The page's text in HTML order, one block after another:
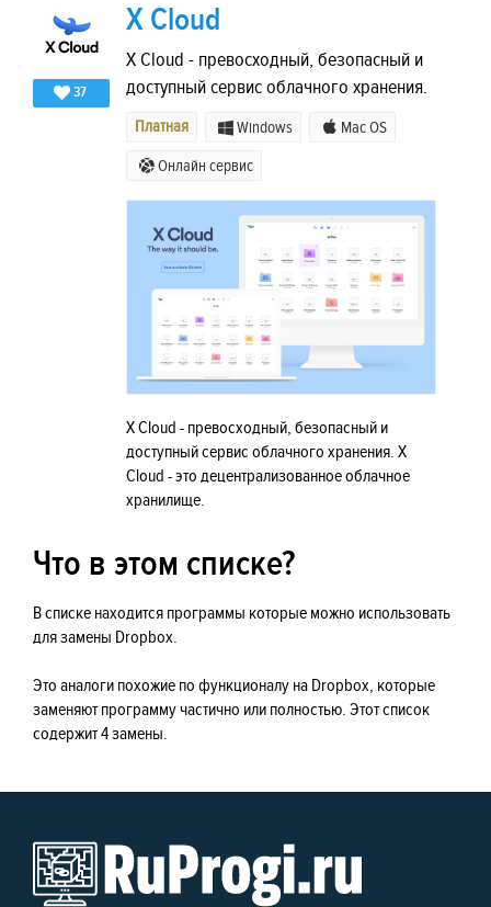
37
X Cloud
X Cloud - превосходный, безопасный и
доступный сервис облачного хранения.
Платная Windows Mac OS
Онлайн сервис
X Cloud - превосходный, безопасный и
доступный сервис облачного хранения. X
Cloud - это децентрализованное облачное
хранилище.
Что в этом списке?
В списке находится программы которые можно использовать
для замены Dropbox.
Это аналоги похожие по функционалу на Dropbox, которые
заменяют программу частично или полностью. Этот список
содержит 4 замены.